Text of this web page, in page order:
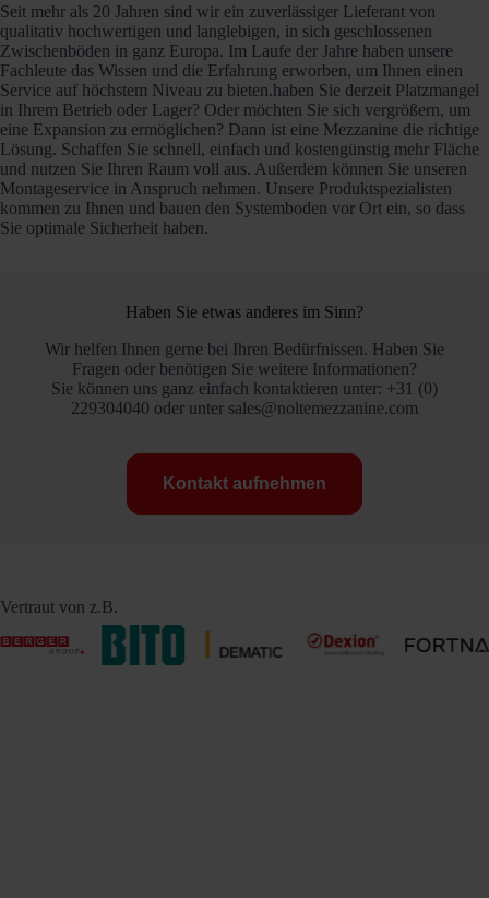
Seit mehr als 20 Jahren sind wir ein zuverlässiger Lieferant von
qualitativ hochwertigen und langlebigen, in sich geschlossenen
Zwischenböden in ganz Europa. Im Laufe der Jahre haben unsere
Fachleute das Wissen und die Erfahrung erworben, um Ihnen einen
Service auf höchstem Niveau zu bieten.haben Sie derzeit Platzmangel
in Ihrem Betrieb oder Lager? Oder möchten Sie sich vergrößern, um
eine Expansion zu ermöglichen? Dann ist eine Mezzanine die richtige
Lösung. Schaffen Sie schnell, einfach und kostengünstig mehr Fläche
und nutzen Sie Ihren Raum voll aus. Außerdem können Sie unseren
Montageservice in Anspruch nehmen. Unsere Produktspezialisten
kommen zu Ihnen und bauen den Systemboden vor Ort ein, so dass
Sie optimale Sicherheit haben.
Haben Sie etwas anderes im Sinn?
Wir helfen Ihnen gerne bei Ihren Bedürfnissen. Haben Sie
Fragen oder benötigen Sie weitere Informationen?
Sie können uns ganz einfach kontaktieren unter: +31 (0)
229304040 oder unter sales@noltemezzanine.com
Kontakt aufnehmen
Vertraut von z.B.